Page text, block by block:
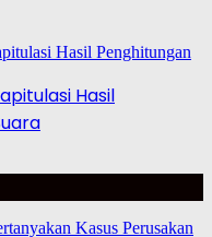
Hasil